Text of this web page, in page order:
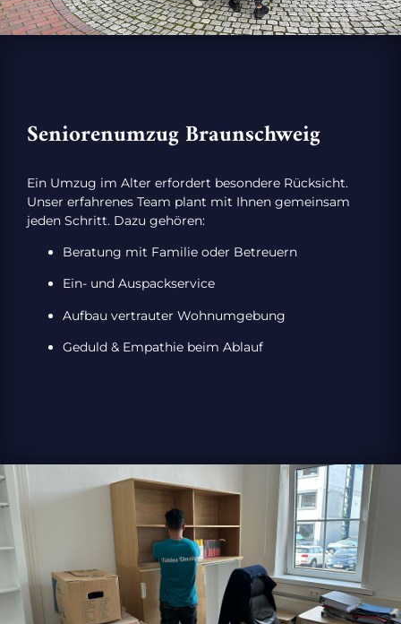
Seniorenumzug Braunschweig
Ein Umzug im Alter erfordert besondere Rücksicht.
Unser erfahrenes Team plant mit Ihnen gemeinsam
jeden Schritt. Dazu gehören:
Beratung mit Familie oder Betreuern
Ein- und Auspackservice
Aufbau vertrauter Wohnumgebung
Geduld & Empathie beim Ablauf